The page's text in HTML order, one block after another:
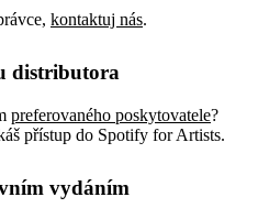
kontaktuj nás.
distributora
preferovaného poskytovatele?
přístup do Spotify for Artists.
vydáním